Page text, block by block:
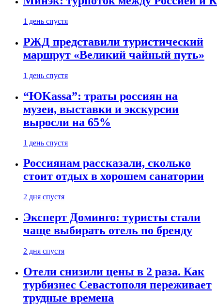
1 день спустя
РЖД представили туристический
маршрут «Великий чайный путь»
1 день спустя
“ЮKassa”: траты россиян на
музеи, выставки и экскурсии
выросли на 65%
1 день спустя
Россиянам рассказали, сколько
стоит отдых в хорошем санатории
2 дня спустя
Эксперт Доминго: туристы стали
чаще выбирать отель по бренду
2 дня спустя
Отели снизили цены в 2 раза. Как
турбизнес Севастополя переживает
трудные времена